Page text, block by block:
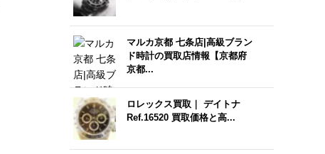
マルカ京都 七条店|高級ブラン
ド時計の買取店情報【京都府
京都...
ロレックス買取｜ デイトナ
Ref.16520 買取価格と高...